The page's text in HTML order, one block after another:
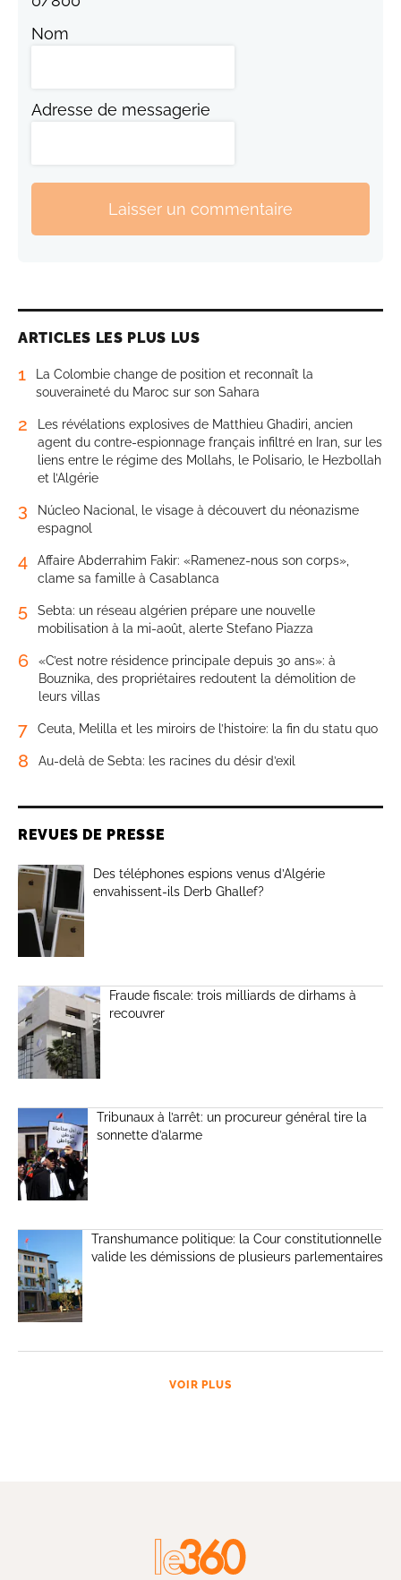
Nom
Adresse de messagerie
Laisser un commentaire
ARTICLES LES PLUS LUS
1
La Colombie change de position et reconnaît la
souveraineté du Maroc sur son Sahara
2
Les révélations explosives de Matthieu Ghadiri, ancien
agent du contre-espionnage français infiltré en Iran, sur les
liens entre le régime des Mollahs, le Polisario, le Hezbollah
et l’Algérie
3
Núcleo Nacional, le visage à découvert du néonazisme
espagnol
4
Affaire Abderrahim Fakir: «Ramenez-nous son corps»,
clame sa famille à Casablanca
5
Sebta: un réseau algérien prépare une nouvelle
mobilisation à la mi-août, alerte Stefano Piazza
6
«C’est notre résidence principale depuis 30 ans»: à
Bouznika, des propriétaires redoutent la démolition de
leurs villas
7 Ceuta, Melilla et les miroirs de l’histoire: la fin du statu quo
8 Au-delà de Sebta: les racines du désir d’exil
REVUES DE PRESSE
Des téléphones espions venus d’Algérie
envahissent-ils Derb Ghallef?
Fraude fiscale: trois milliards de dirhams à
recouvrer
Tribunaux à l’arrêt: un procureur général tire la
sonnette d’alarme
Transhumance politique: la Cour constitutionnelle
valide les démissions de plusieurs parlementaires
VOIR PLUS